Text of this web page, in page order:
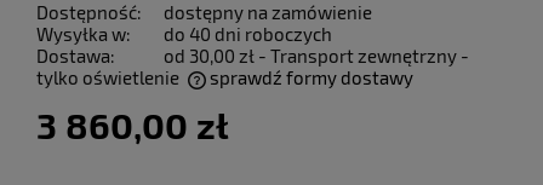
Dostępność:
dostępny na zamówienie
Wysyłka w:
do 40 dni roboczych
Dostawa:
od 30,00 zł - Transport zewnętrzny -
tylko oświetlenie
sprawdź formy dostawy
3 860,00 zł